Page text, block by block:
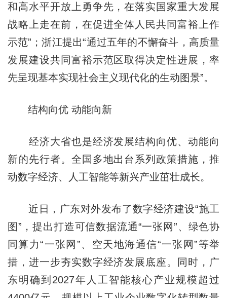
和高水平开放上勇争先，在落实国家重大发展
战略上走在前，在促进全体人民共同富裕上作
示范”；浙江提出“通过五年的不懈奋斗，高质量
发展建设共同富裕示范区取得决定性进展，率
先呈现基本实现社会主义现代化的生动图景”。
结构向优 动能向新
经济大省也是经济发展结构向优、动能向
新的先行者。全国多地出台系列政策措施，推
动数字经济、人工智能等新兴产业茁壮成长。
近日，广东对外发布了数字经济建设“施工
图”，提出打造可信数据流通“一张网”、绿色协
同算力“一张网”、空天地海通信“一张网”等举
措，进一步夯实数字经济发展底座。同时，广
东明确到2027年人工智能核心产业规模超过